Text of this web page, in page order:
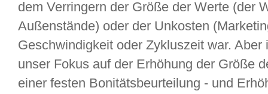
dem Verringern der Größe der Werte (der
Außenstände) oder der Unkosten
Geschwindigkeit oder Zykluszeit war.
unser Fokus auf der Erhöhung der Größe
einer festen Bonitätsbeurteilung - und